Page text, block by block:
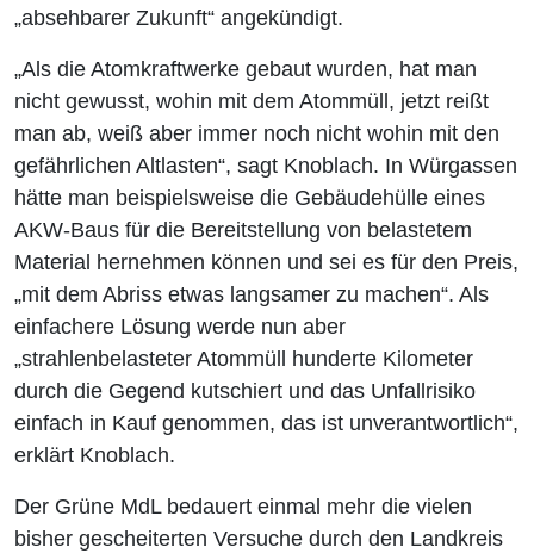
„absehbarer Zukunft“ angekündigt.
„Als die Atomkraftwerke gebaut wurden, hat man
nicht gewusst, wohin mit dem Atommüll, jetzt reißt
man ab, weiß aber immer noch nicht wohin mit den
gefährlichen Altlasten“, sagt Knoblach. In Würgassen
hätte man beispielsweise die Gebäudehülle eines
AKW-Baus für die Bereitstellung von belastetem
Material hernehmen können und sei es für den Preis,
„mit dem Abriss etwas langsamer zu machen“. Als
einfachere Lösung werde nun aber
„strahlenbelasteter Atommüll hunderte Kilometer
durch die Gegend kutschiert und das Unfallrisiko
einfach in Kauf genommen, das ist unverantwortlich“,
erklärt Knoblach.
Der Grüne MdL bedauert einmal mehr die vielen
bisher gescheiterten Versuche durch den Landkreis